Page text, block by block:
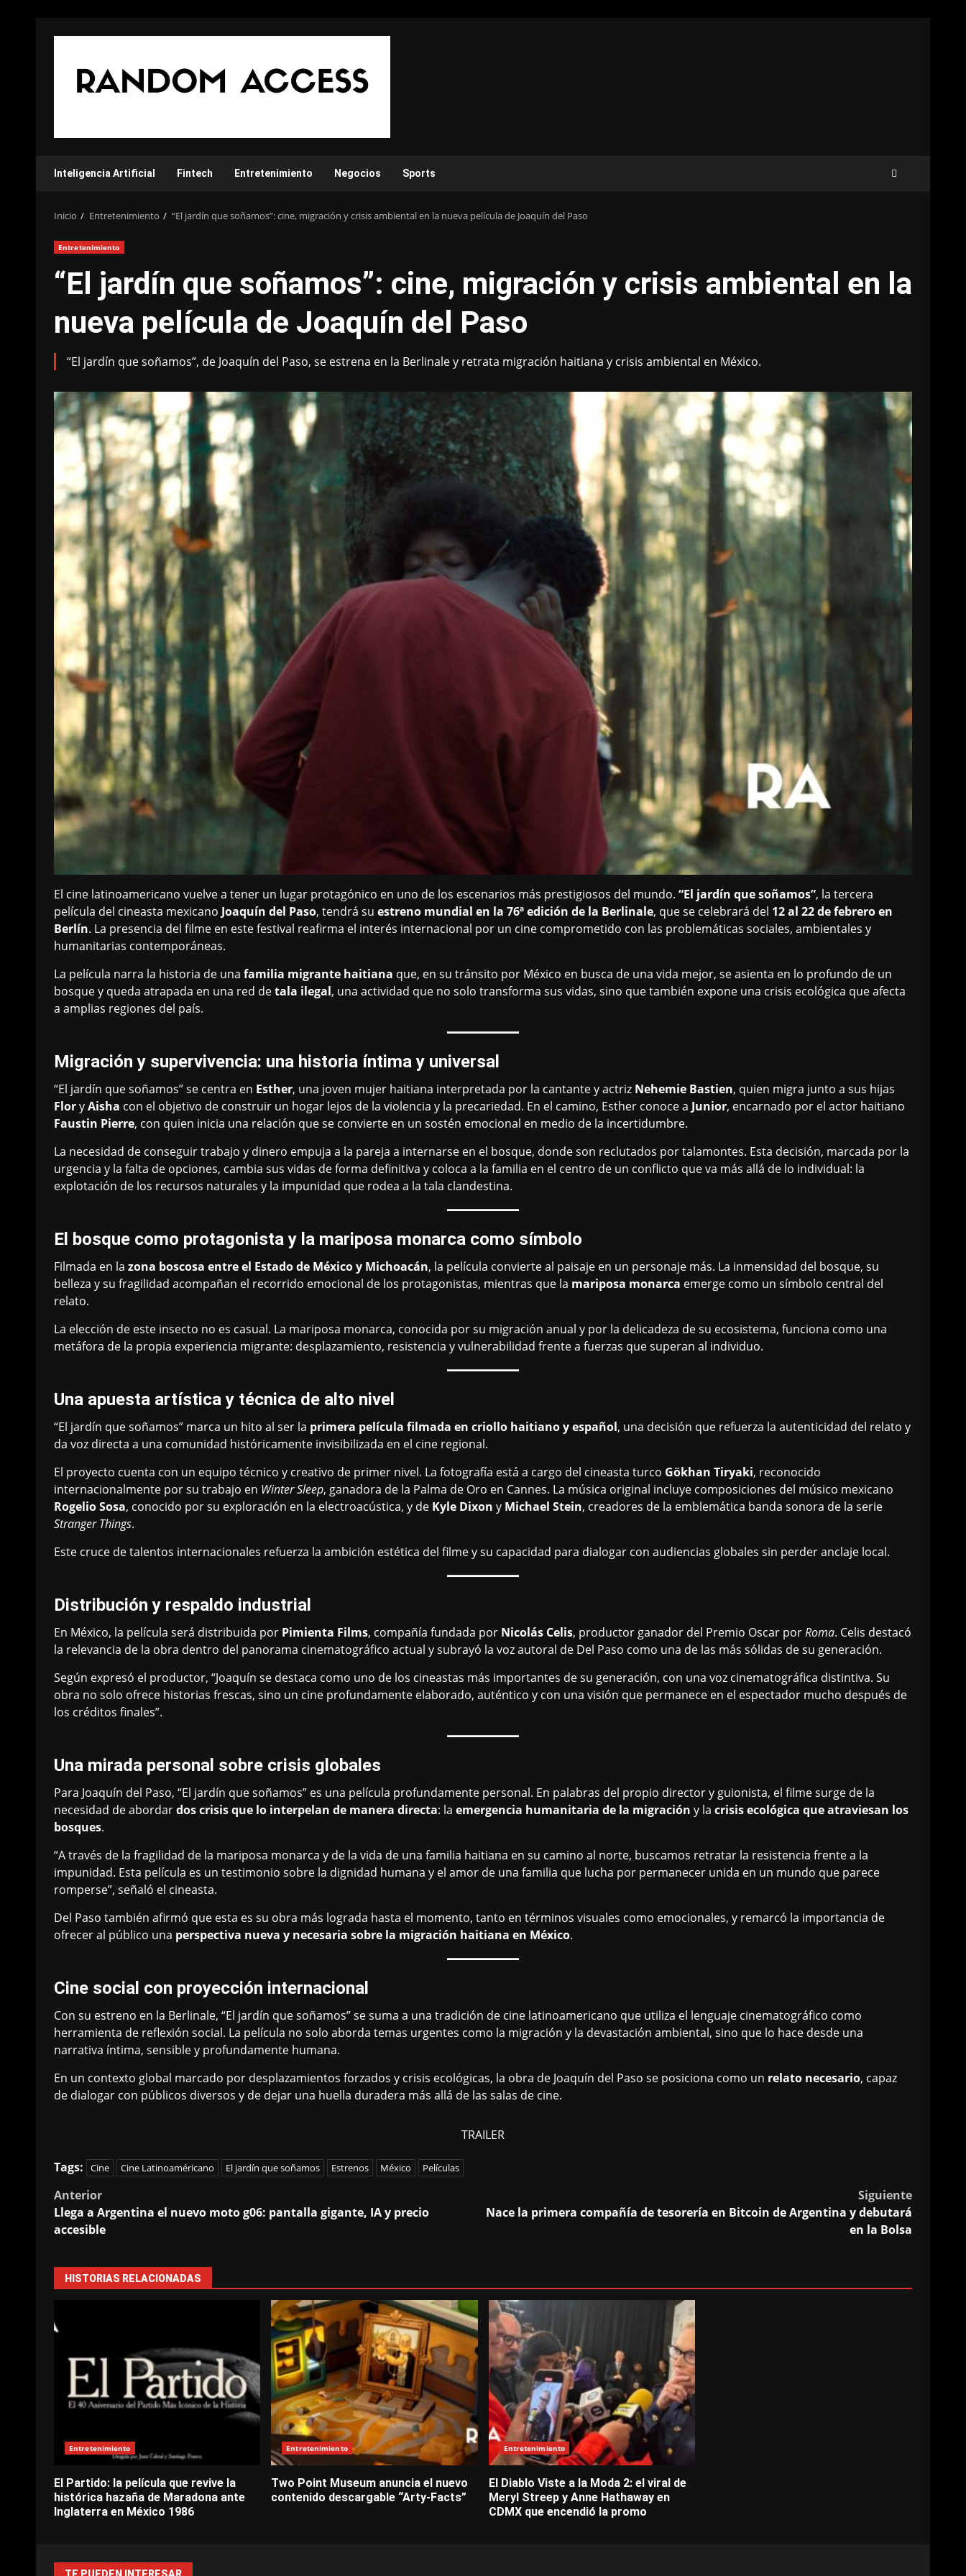
Inteligencia Artificial Fintech Entretenimiento Negocios Sports
Inicio Entretenimiento “El jardín que soñamos”: cine, migración y crisis ambiental en la nueva película de Joaquín del Paso
Entretenimiento
“El jardín que soñamos”: cine, migración y crisis ambiental en la
nueva película de Joaquín del Paso
“El jardín que soñamos”, de Joaquín del Paso, se estrena en la Berlinale y retrata migración haitiana y crisis ambiental en México.
El cine latinoamericano vuelve a tener un lugar protagónico en uno de los escenarios más prestigiosos del mundo. “El jardín que soñamos”, la tercera
película del cineasta mexicano Joaquín del Paso, tendrá su estreno mundial en la 76ª edición de la Berlinale, que se celebrará del 12 al 22 de febrero en
Berlín. La presencia del filme en este festival reafirma el interés internacional por un cine comprometido con las problemáticas sociales, ambientales y
humanitarias contemporáneas.
La película narra la historia de una familia migrante haitiana que, en su tránsito por México en busca de una vida mejor, se asienta en lo profundo de un
bosque y queda atrapada en una red detala ilegal, una actividad que no solo transforma sus vidas, sino que también expone una crisis ecológica que afecta
a amplias regiones del país.
Migración y supervivencia: una historia íntima y universal
“El jardín que soñamos” se centra en Esther, una joven mujer haitiana interpretada por la cantante y actriz Nehemie Bastien, quien migra junto a sus hijas
FloryAisha con el objetivo de construir un hogar lejos de la violencia y la precariedad. En el camino, Esther conoce a Junior, encarnado por el actor haitiano
Faustin Pierre, con quien inicia una relación que se convierte en un sostén emocional en medio de la incertidumbre.
La necesidad de conseguir trabajo y dinero empuja a la pareja a internarse en el bosque, donde son reclutados por talamontes. Esta decisión, marcada por la
urgencia y la falta de opciones, cambia sus vidas de forma definitiva y coloca a la familia en el centro de un conflicto que va más allá de lo individual: la
explotación de los recursos naturales y la impunidad que rodea a la tala clandestina.
El bosque como protagonista y la mariposa monarca como símbolo
Filmada en la zona boscosa entre el Estado de México y Michoacán, la película convierte al paisaje en un personaje más. La inmensidad del bosque, su
belleza y su fragilidad acompañan el recorrido emocional de los protagonistas, mientras que la mariposa monarca emerge como un símbolo central del
relato.
La elección de este insecto no es casual. La mariposa monarca, conocida por su migración anual y por la delicadeza de su ecosistema, funciona como una
metáfora de la propia experiencia migrante: desplazamiento, resistencia y vulnerabilidad frente a fuerzas que superan al individuo.
Una apuesta artística y técnica de alto nivel
“El jardín que soñamos” marca un hito al ser la primera película filmada en criollo haitiano y español, una decisión que refuerza la autenticidad del relato y
da voz directa a una comunidad históricamente invisibilizada en el cine regional.
El proyecto cuenta con un equipo técnico y creativo de primer nivel. La fotografía está a cargo del cineasta turco Gökhan Tiryaki, reconocido
internacionalmente por su trabajo en Winter Sleep, ganadora de la Palma de Oro en Cannes. La música original incluye composiciones del músico mexicano
Rogelio Sosa, conocido por su exploración en la electroacústica, y de Kyle Dixon y Michael Stein, creadores de la emblemática banda sonora de la serie
Stranger Things.
Este cruce de talentos internacionales refuerza la ambición estética del filme y su capacidad para dialogar con audiencias globales sin perder anclaje local.
Distribución y respaldo industrial
En México, la película será distribuida por Pimienta Films, compañía fundada por Nicolás Celis, productor ganador del Premio Oscar porRoma. Celis destacó
la relevancia de la obra dentro del panorama cinematográfico actual y subrayó la voz autoral de Del Paso como una de las más sólidas de su generación.
Según expresó el productor, “Joaquín se destaca como uno de los cineastas más importantes de su generación, con una voz cinematográfica distintiva. Su
obra no solo ofrece historias frescas, sino un cine profundamente elaborado, auténtico y con una visión que permanece en el espectador mucho después de
los créditos finales”.
Una mirada personal sobre crisis globales
Para Joaquín del Paso, “El jardín que soñamos” es una película profundamente personal. En palabras del propio director y guionista, el filme surge de la
necesidad de abordardos crisis que lo interpelan de manera directa: la emergencia humanitaria de la migración y la crisis ecológica que atraviesan los
bosques.
“A través de la fragilidad de la mariposa monarca y de la vida de una familia haitiana en su camino al norte, buscamos retratar la resistencia frente a la
impunidad. Esta película es un testimonio sobre la dignidad humana y el amor de una familia que lucha por permanecer unida en un mundo que parece
romperse”, señaló el cineasta.
Del Paso también afirmó que esta es su obra más lograda hasta el momento, tanto en términos visuales como emocionales, y remarcó la importancia de
ofrecer al público una perspectiva nueva y necesaria sobre la migración haitiana en México.
Cine social con proyección internacional
Con su estreno en la Berlinale, “El jardín que soñamos” se suma a una tradición de cine latinoamericano que utiliza el lenguaje cinematográfico como
herramienta de reflexión social. La película no solo aborda temas urgentes como la migración y la devastación ambiental, sino que lo hace desde una
narrativa íntima, sensible y profundamente humana.
En un contexto global marcado por desplazamientos forzados y crisis ecológicas, la obra de Joaquín del Paso se posiciona como un relato necesario, capaz
de dialogar con públicos diversos y de dejar una huella duradera más allá de las salas de cine.
TRAILER
Tags: Cine Cine Latinoaméricano El jardín que soñamos Estrenos México Películas
Post
navigation
Anterior
Llega a Argentina el nuevo moto g06: pantalla gigante, IA y precio
accesible
Siguiente
Nace la primera compañía de tesorería en Bitcoin de Argentina y debutará
en la Bolsa
HISTORIAS RELACIONADAS
Entretenimiento
El Partido: la película que revive la
histórica hazaña de Maradona ante
Inglaterra en México 1986
Entretenimiento
Two Point Museum anuncia el nuevo
contenido descargable “Arty-Facts”
Entretenimiento
El Diablo Viste a la Moda 2: el viral de
Meryl Streep y Anne Hathaway en
CDMX que encendió la promo
TE PUEDEN INTERESAR